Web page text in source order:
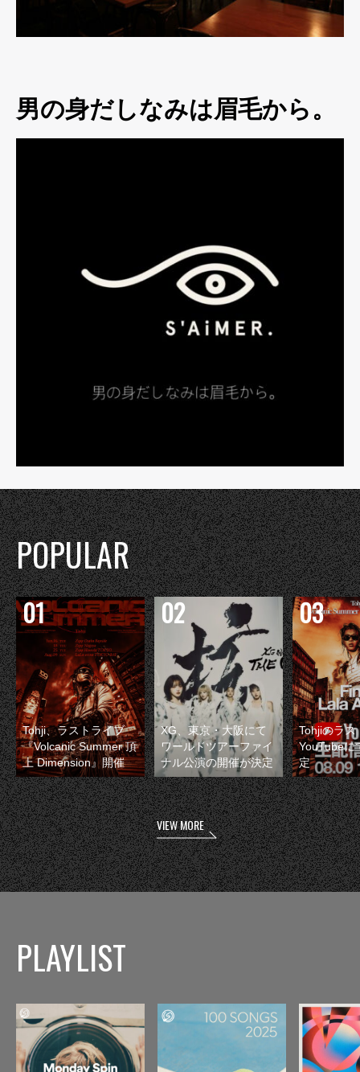
男の身だしなみは眉毛から。
POPULAR
Tohji、ラストライブ
『Volcanic Summer 頂
上 Dimension』開催
XG、東京・大阪にて
ワールドツアーファイ
ナル公演の開催が決定
Tohjiのラス
YouTubeに
定
VIEW MORE
PLAYLIST